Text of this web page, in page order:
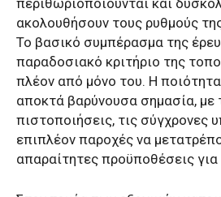
ακολουθήσουν τους ρυθμούς
Το βασικό συμπέρασμα της
παραδοσιακό κριτήριο της
πλέον από μόνο του. Η
αποκτά βαρύνουσα σημασία, με
πιστοποιήσεις, τις σύγχρονες
επιπλέον παροχές να
απαραίτητες προϋποθέσεις